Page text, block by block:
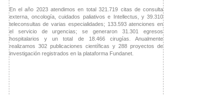
En el año 2023 atendimos en total 321.719 citas de consulta
externa, oncología, cuidados paliativos e Intellectus, y 39.310
teleconsultas de varias especialidades; 133.593 atenciones en
el servicio de urgencias; se generaron 31.301 egresos
hospitalarios y un total de 18.466 cirugías. Anualmente
realizamos 302 publicaciones científicas y 288 proyectos de
investigación registrados en la plataforma Fundanet.